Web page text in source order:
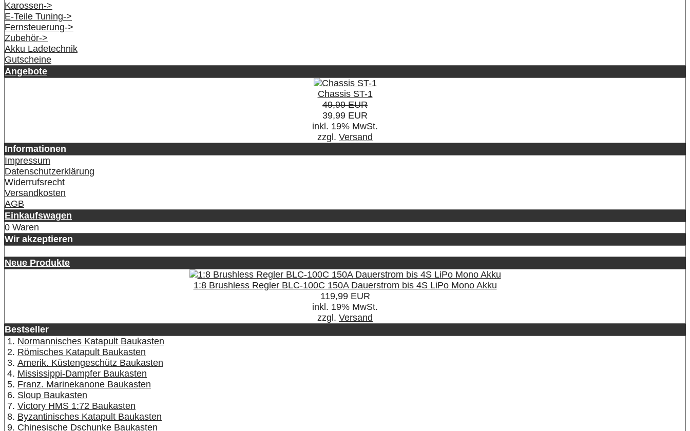
Karossen->
E-Teile Tuning->
Fernsteuerung->
Zubehör->
Akku Ladetechnik
Gutscheine
Angebote
Chassis ST-1
49,99 EUR
39,99 EUR
inkl. 19% MwSt.
zzgl. Versand
Informationen
Impressum
Datenschutzerklärung
Widerrufsrecht
Versandkosten
AGB
Einkaufswagen
0 Waren
Wir akzeptieren
Neue Produkte
1:8 Brushless Regler BLC-100C 150A Dauerstrom bis 4S LiPo Mono Akku
119,99 EUR
inkl. 19% MwSt.
zzgl. Versand
Bestseller
Normannisches Katapult Baukasten
Römisches Katapult Baukasten
Amerik. Küstengeschütz Baukasten
Mississippi-Dampfer Baukasten
Franz. Marinekanone Baukasten
Sloup Baukasten
Victory HMS 1:72 Baukasten
Byzantinisches Katapult Baukasten
Chinesische Dschunke Baukasten